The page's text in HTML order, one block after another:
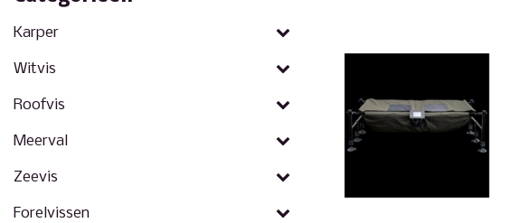
Karper
Witvis
Roofvis
Meerval
Zeevis
Forelvissen